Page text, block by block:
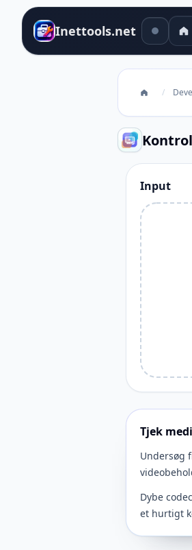
Inettools.net
/
Input
Tjek
Undersøg
Dybe
et hurtigt